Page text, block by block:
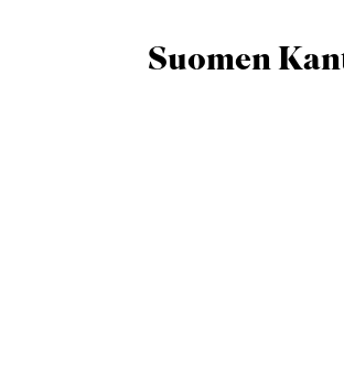
Suomen